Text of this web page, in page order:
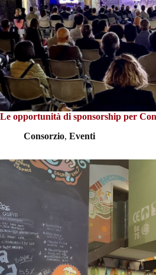
Le opportunità di sponsorship per
Consorzio, Eventi